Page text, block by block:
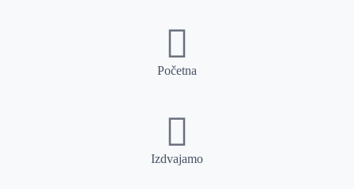
Početna
Izdvajamo